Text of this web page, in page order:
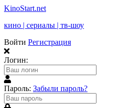
KinoStart.net
кино | сериалы | тв-шоу
Войти Регистрация
Логин:
Пароль: Забыли пароль?